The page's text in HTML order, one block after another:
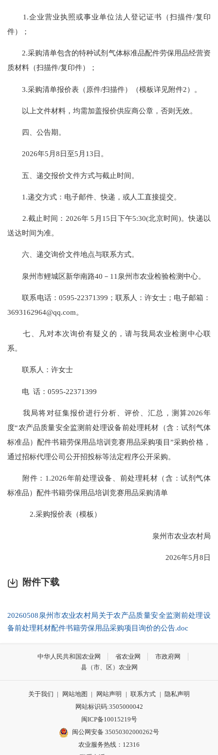
1.企业营业执照或事业单位法人登记证书（扫描件/复印
件）；
2.采购清单包含的特种试剂气体标准品配件劳保用品经营资
质材料（扫描件/复印件）；
3.采购清单报价表（原件/扫描件）（模板详见附件2）。
以上文件材料，均需加盖报价供应商公章，否则无效。
四、公告期。
2026年5月8日至5月13日。
五、递交报价文件方式与截止时间。
1.递交方式：电子邮件、快递，或人工直接提交。
2.截止时间：2026年 5月15日下午5:30(北京时间)。快递以
送达时间为准。
六、递交询价文件地点与联系方式。
泉州市鲤城区新华南路40－11泉州市农业检验检测中心。
联系电话：0595-22371399；联系人：许女士；电子邮箱：
3693162964@qq.com。
七、凡对本次询价有疑义的，请与我局农业检测中心联
系。
联系人：许女士
电 话：0595-22371399
我局将对征集报价进行分析、评价、汇总，测算2026年
度“农产品质量安全监测前处理设备前处理耗材（含：试剂气体
标准品）配件书籍劳保用品培训竞赛用品采购项目”采购价格，
通过招标代理公司公开招投标等法定程序公开采购。
附件：1.2026年前处理设备、前处理耗材（含：试剂气体
标准品）配件书籍劳保用品培训竞赛用品采购清单
2.采购报价表（模板）
泉州市农业农村局
2026年5月8日
附件下载
20260508泉州市农业农村局关于农产品质量安全监测前处理设
备前处理耗材配件书籍劳保用品采购项目询价的公告.doc
中华人民共和国农业网 省农业网
市政府网
县（市、区）农业网
关于我们 | 网站地图 | 网站声明 | 联系方式 | 隐私声明
网站标识码:3505000042
闽ICP备10015219号
闽公网安备 35050302000262号
农业服务热线：12316